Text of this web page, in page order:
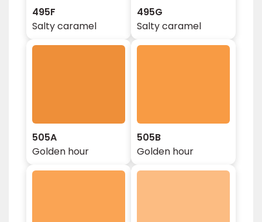
495F
Salty caramel
495G
Salty caramel
505A
Golden hour
505B
Golden hour